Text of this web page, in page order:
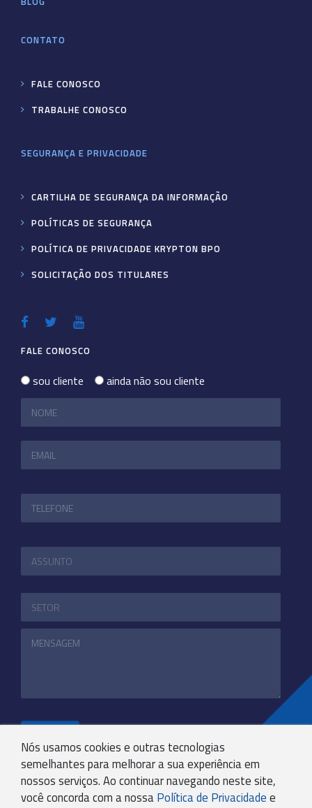
Nós usamos cookies e outras tecnologias
semelhantes para melhorar a sua experiência em
nossos serviços. Ao continuar navegando neste site,
você concorda com a nossa Política de Privacidade e
CONTATO
FALE CONOSCO
TRABALHE CONOSCO
SEGURANÇA E PRIVACIDADE
CARTILHA DE SEGURANÇA DA INFORMAÇÃO
POLÍTICAS DE SEGURANÇA
POLÍTICA DE PRIVACIDADE KRYPTON BPO
SOLICITAÇÃO DOS TITULARES
FALE CONOSCO
sou cliente ainda não sou cliente
+55 31 3244-4800